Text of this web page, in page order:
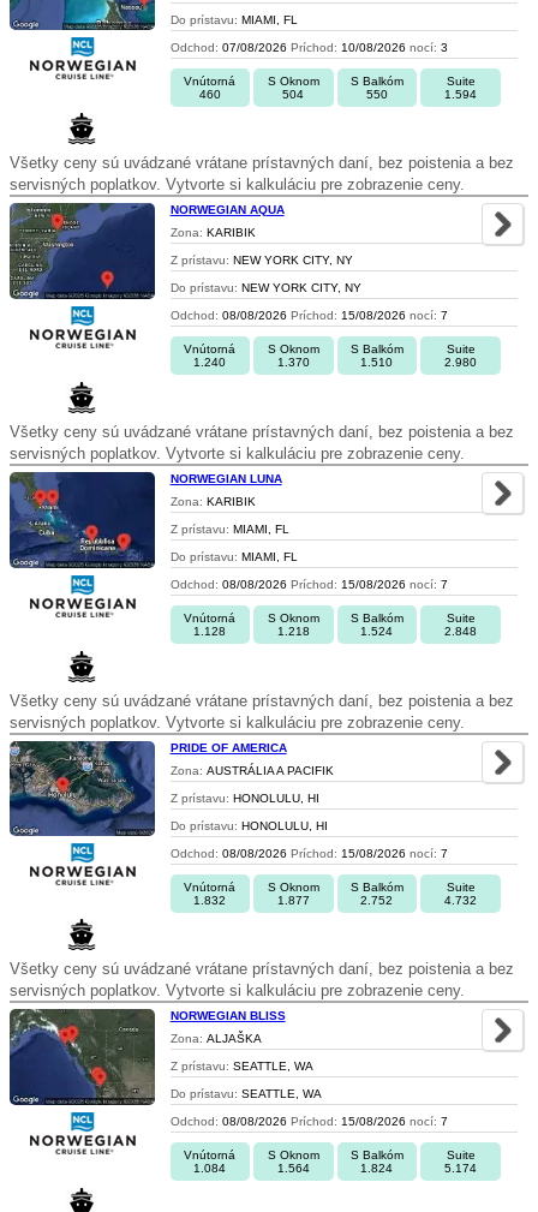
Do prístavu: MIAMI, FL
Odchod: 07/08/2026 Príchod: 10/08/2026 nocí: 3
Vnútorná
460
S Oknom
504
S Balkóm
550
Suite
1.594
Všetky ceny sú uvádzané vrátane prístavných daní, bez poistenia a bez
servisných poplatkov. Vytvorte si kalkuláciu pre zobrazenie ceny.
NORWEGIAN AQUA
Zona: KARIBIK
Z prístavu: NEW YORK CITY, NY
Do prístavu: NEW YORK CITY, NY
Odchod: 08/08/2026 Príchod: 15/08/2026 nocí: 7
Vnútorná
1.240
S Oknom
1.370
S Balkóm
1.510
Suite
2.980
Všetky ceny sú uvádzané vrátane prístavných daní, bez poistenia a bez
servisných poplatkov. Vytvorte si kalkuláciu pre zobrazenie ceny.
NORWEGIAN LUNA
Zona: KARIBIK
Z prístavu: MIAMI, FL
Do prístavu: MIAMI, FL
Odchod: 08/08/2026 Príchod: 15/08/2026 nocí: 7
Vnútorná
1.128
S Oknom
1.218
S Balkóm
1.524
Suite
2.848
Všetky ceny sú uvádzané vrátane prístavných daní, bez poistenia a bez
servisných poplatkov. Vytvorte si kalkuláciu pre zobrazenie ceny.
PRIDE OF AMERICA
Zona: AUSTRÁLIA A PACIFIK
Z prístavu: HONOLULU, HI
Do prístavu: HONOLULU, HI
Odchod: 08/08/2026 Príchod: 15/08/2026 nocí: 7
Vnútorná
1.832
S Oknom
1.877
S Balkóm
2.752
Suite
4.732
Všetky ceny sú uvádzané vrátane prístavných daní, bez poistenia a bez
servisných poplatkov. Vytvorte si kalkuláciu pre zobrazenie ceny.
NORWEGIAN BLISS
Zona: ALJAŠKA
Z prístavu: SEATTLE, WA
Do prístavu: SEATTLE, WA
Odchod: 08/08/2026 Príchod: 15/08/2026 nocí: 7
Vnútorná
1.084
S Oknom
1.564
S Balkóm
1.824
Suite
5.174